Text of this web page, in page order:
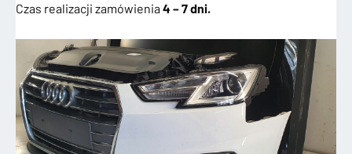
Czas realizacji zamówienia 4 – 7 dni.